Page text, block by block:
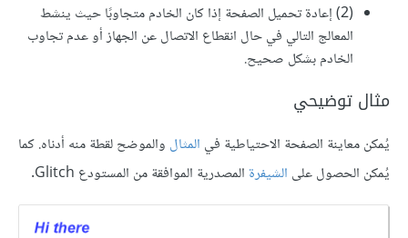
(2) إعادة تحميل الصفحة إذا كان الخادم متجاوبًا حيث ينشط
المعالج التالي في حال انقطاع الاتصال عن الجهاز أو عدم تجاوب
الخادم بشكل صحيح.
مثال توضيحي
يُمكن معاينة الصفحة الاحتياطية في المثال والموضح لقطة منه أدناه. كما
يُمكن الحصول على الشيفرة المصدرية الموافقة من المستودع Glitch.